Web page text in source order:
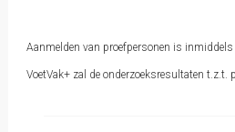
Aanmelden van proefpersonen is
VoetVak+ zal de onderzoeksresultaten t.z.t.